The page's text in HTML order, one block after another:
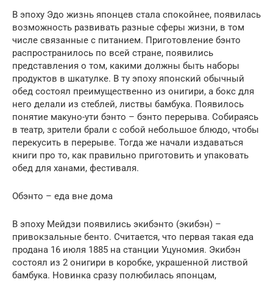
В эпоху Эдо жизнь японцев стала спокойнее, появилась
возможность развивать разные сферы жизни, в том
числе связанные с питанием. Приготовление бэнто
распространилось по всей стране, появились
представления о том, какими должны быть наборы
продуктов в шкатулке. В ту эпоху японский обычный
обед состоял преимущественно из онигири, а бокс для
него делали из стеблей, листвы бамбука. Появилось
понятие макуно-ути бэнто – бэнто перерыва. Собираясь
в театр, зрители брали с собой небольшое блюдо, чтобы
перекусить в перерыве. Тогда же начали издаваться
книги про то, как правильно приготовить и упаковать
обед для ханами, фестиваля.
Обэнто – еда вне дома
В эпоху Мейдзи появились экибэнто (экибэн) –
привокзальные бенто. Считается, что первая такая еда
продана 16 июля 1885 на станции Уцуномия. Экибэн
состоял из 2 онигири в коробке, украшенной листвой
бамбука. Новинка сразу полюбилась японцам,